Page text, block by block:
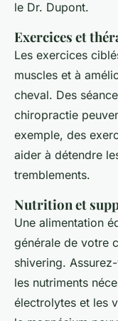
le Dr. Dupont.
Exercices et
Les exercices
muscles et à
cheval. Des
chiropractie
exemple, des
aider à détendre
tremblements.
Nutrition et
Une alimentation
générale de votre
shivering.
les nutriments
électrolytes et les